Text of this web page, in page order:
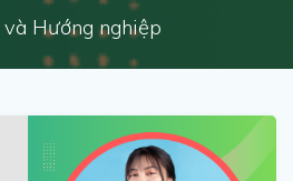
Hướng nghiệp